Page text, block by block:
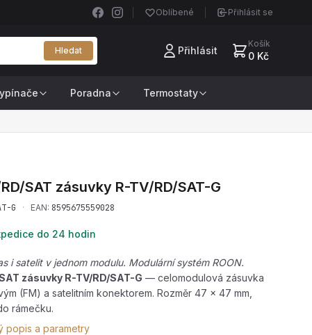
Oblíbené Přihlásit se
Hledat Přihlásit
Košík
0 Kč
Poradna Termostaty
SAT zásuvky R-TV/RD/SAT-G
G · EAN: 8595675559028
do 24 hodin
i satelit v jednom modulu. Modulární systém ROON.
zásuvky R-TV/RD/SAT-G — celomodulová zásuvka
(FM) a satelitním konektorem. Rozměr 47 × 47 mm,
rámečku.
popis a parametry